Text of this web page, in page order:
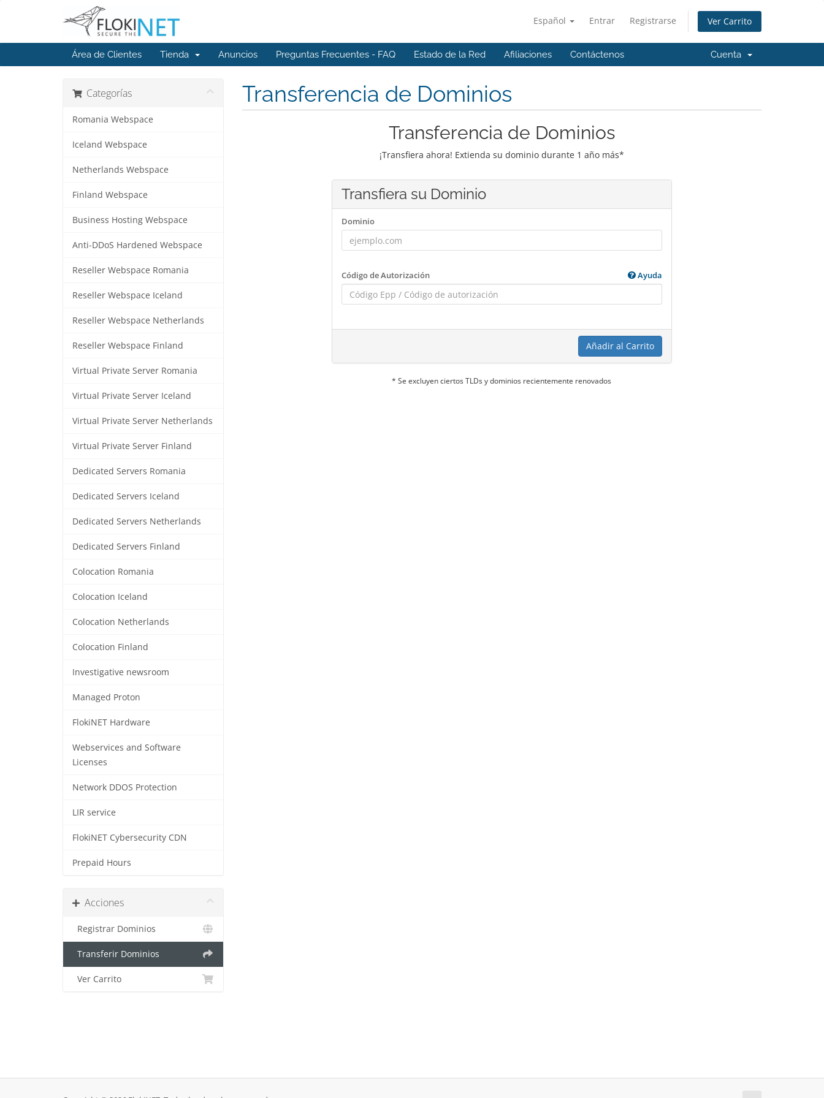
Español Entrar Registrarse Ver Carrito
Área de Clientes Tienda Anuncios Preguntas Frecuentes - FAQ Estado de la Red Afiliaciones Contáctenos Cuenta
Categorías
Romania Webspace
Iceland Webspace
Netherlands Webspace
Finland Webspace
Business Hosting Webspace
Anti-DDoS Hardened Webspace
Reseller Webspace Romania
Reseller Webspace Iceland
Reseller Webspace Netherlands
Reseller Webspace Finland
Virtual Private Server Romania
Virtual Private Server Iceland
Virtual Private Server Netherlands
Virtual Private Server Finland
Dedicated Servers Romania
Dedicated Servers Iceland
Dedicated Servers Netherlands
Dedicated Servers Finland
Colocation Romania
Colocation Iceland
Colocation Netherlands
Colocation Finland
Investigative newsroom
Managed Proton
FlokiNET Hardware
Webservices and Software
Licenses
Network DDOS Protection
LIR service
FlokiNET Cybersecurity CDN
Prepaid Hours
Acciones
Registrar Dominios
Transferir Dominios
Ver Carrito
Transferencia de Dominios
Transferencia de Dominios
¡Transfiera ahora! Extienda su dominio durante 1 año más*
Transfiera su Dominio
Dominio
Código de Autorización Ayuda
Añadir al Carrito
* Se excluyen ciertos TLDs y dominios recientemente renovados